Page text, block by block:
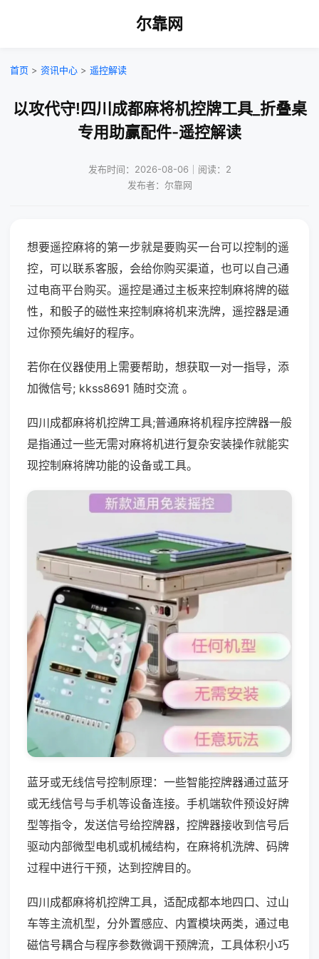
尔靠网
首页 > 资讯中心 > 遥控解读
以攻代守!四川成都麻将机控牌工具_折叠桌
专用助赢配件-遥控解读
发布时间：2026-08-06｜阅读：2
发布者：尔靠网
想要遥控麻将的第一步就是要购买一台可以控制的遥
控，可以联系客服，会给你购买渠道，也可以自己通
过电商平台购买。遥控是通过主板来控制麻将牌的磁
性，和骰子的磁性来控制麻将机来洗牌，遥控器是通
过你预先编好的程序。
若你在仪器使用上需要帮助，想获取一对一指导，添
加微信号; kkss8691 随时交流 。
四川成都麻将机控牌工具;普通麻将机程序控牌器一般
是指通过一些无需对麻将机进行复杂安装操作就能实
现控制麻将牌功能的设备或工具。
蓝牙或无线信号控制原理：一些智能控牌器通过蓝牙
或无线信号与手机等设备连接。手机端软件预设好牌
型等指令，发送信号给控牌器，控牌器接收到信号后
驱动内部微型电机或机械结构，在麻将机洗牌、码牌
过程中进行干预，达到控牌目的。
四川成都麻将机控牌工具，适配成都本地四口、过山
车等主流机型，分外置感应、内置模块两类，通过电
磁信号耦合与程序参数微调干预牌流，工具体积小巧